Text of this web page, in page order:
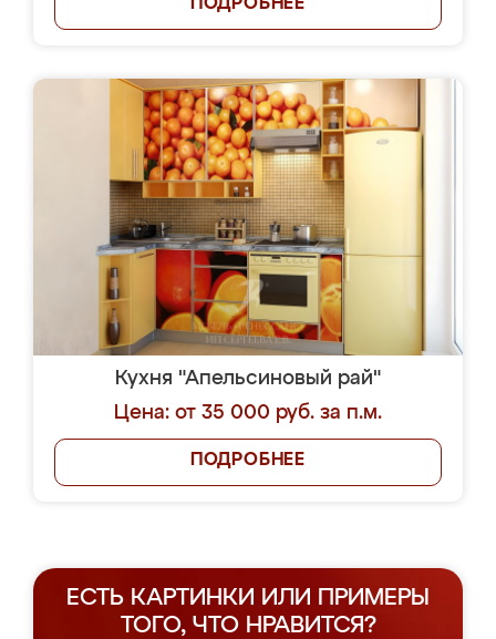
ПОДРОБНЕЕ
Кухня "Апельсиновый рай"
Цена: от 35 000 руб. за п.м.
ПОДРОБНЕЕ
ЕСТЬ КАРТИНКИ ИЛИ ПРИМЕРЫ
ТОГО, ЧТО НРАВИТСЯ?